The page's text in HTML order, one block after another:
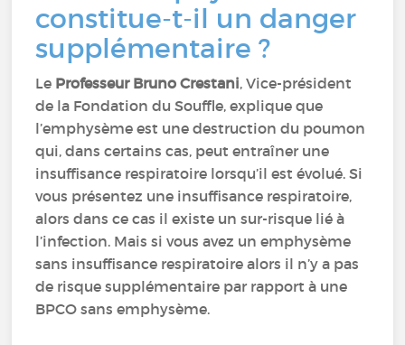
constitue-t-il un danger
supplémentaire ?
Le Professeur Bruno Crestani, Vice-président
de la Fondation du Souffle, explique que
l’emphysème est une destruction du poumon
qui, dans certains cas, peut entraîner une
insuffisance respiratoire lorsqu’il est évolué. Si
vous présentez une insuffisance respiratoire,
alors dans ce cas il existe un sur-risque lié à
l’infection. Mais si vous avez un emphysème
sans insuffisance respiratoire alors il n’y a pas
de risque supplémentaire par rapport à une
BPCO sans emphysème.